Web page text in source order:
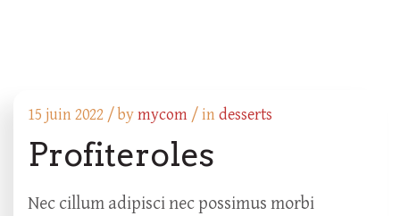
15 juin 2022 /bymycom / indesserts
Profiteroles
Nec cillum adipisci nec possimus morbi